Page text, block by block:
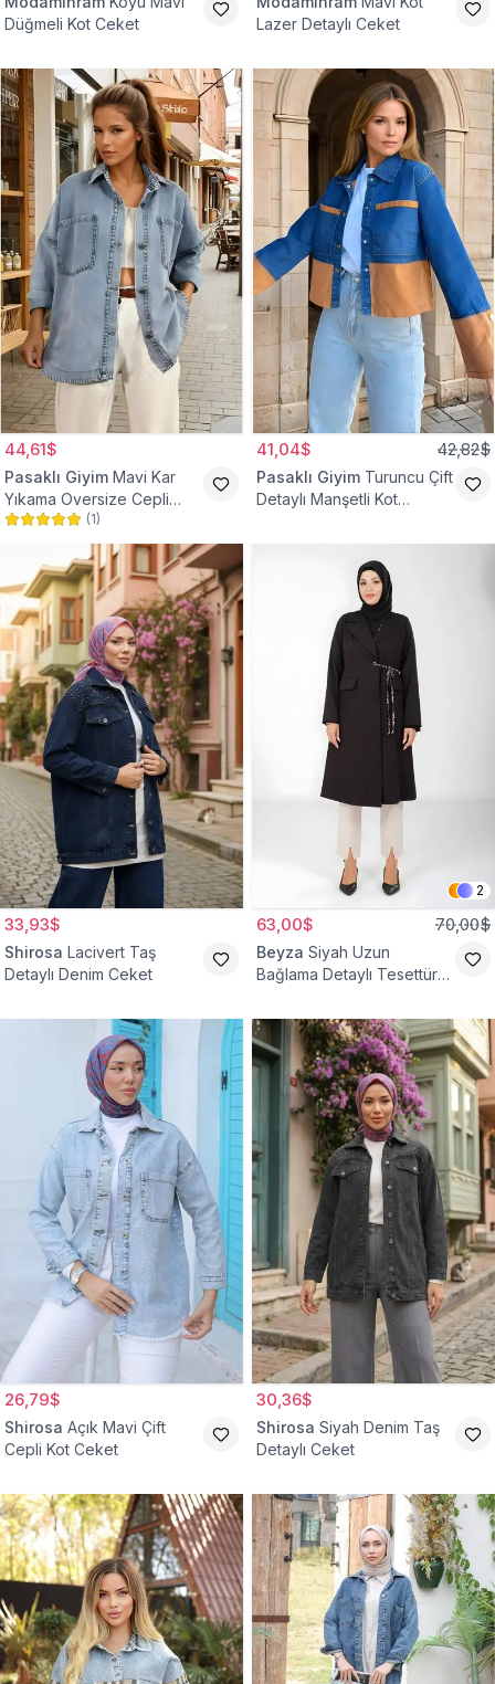
Düğmeli Kot Ceket
Lazer Detaylı Ceket
44,61$
Pasaklı Giyim Mavi Kar
Yıkama Oversize Cepli
Düğmeli Tesettür Gömlek
(1)
41,04$ 42,82$
Pasaklı Giyim Turuncu Çift
Detaylı Manşetli Kot
33,93$
Shirosa Lacivert Taş
Detaylı Denim Ceket
2
63,00$ 70,00$
Beyza Siyah Uzun
Bağlama Detaylı Tesettür
26,79$
Shirosa Açık Mavi Çift
Cepli Kot Ceket
30,36$
Shirosa Siyah Denim Taş
Detaylı Ceket